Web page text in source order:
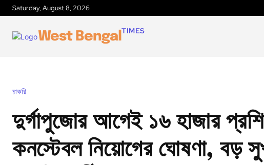
Saturday, August 8, 2026
West Bengal TIMES
চাকরি
দুর্গাপুজোর আগেই ১৬ হাজার
কনস্টেবল নিয়োগের ঘোষণা, বড়